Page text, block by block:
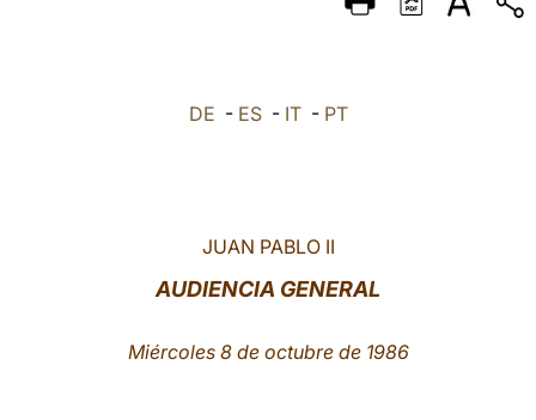
DEUTSCH
DE - ES- IT- PT
JUAN PABLO II
AUDIENCIA GENERAL
Miércoles 8 de octubre de 1986